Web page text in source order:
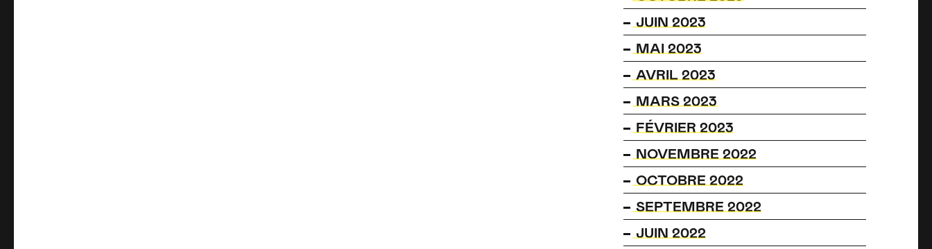
JUIN 2023
MAI 2023
AVRIL 2023
MARS 2023
FÉVRIER 2023
NOVEMBRE 2022
OCTOBRE 2022
SEPTEMBRE 2022
JUIN 2022